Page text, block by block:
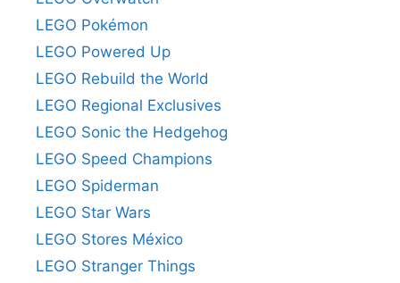
LEGO Pokémon
LEGO Powered Up
LEGO Rebuild the World
LEGO Regional Exclusives
LEGO Sonic the Hedgehog
LEGO Speed Champions
LEGO Spiderman
LEGO Star Wars
LEGO Stores México
LEGO Stranger Things